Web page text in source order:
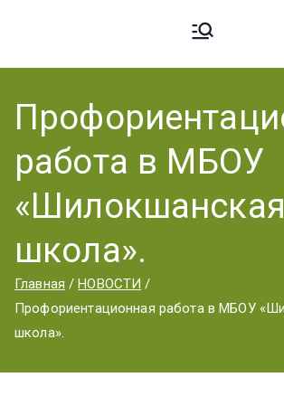
работа в МБОУ
«Шилокшанская
школа».
Главная
НОВОСТИ
Профориентационная работа в МБОУ
школа».